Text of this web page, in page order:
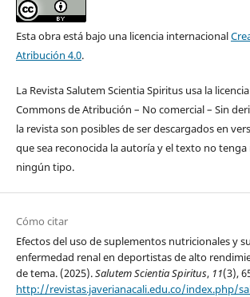
Esta obra está bajo una licencia internacional
Atribución 4.0.
La Revista Salutem Scientia Spiritus usa la
Commons de Atribución – No comercial – Sin
la revista son posibles de ser descargados en
que sea reconocida la autoría y el texto no
ningún tipo.
Cómo citar
Efectos del uso de suplementos nutricionales y
enfermedad renal en deportistas de alto
de tema. (2025).Salutem Scientia Spiritus, 11(3),
http://revistas.javerianacali.edu.co/index.php/